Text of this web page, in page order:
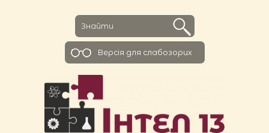
Версiя для слабозорих